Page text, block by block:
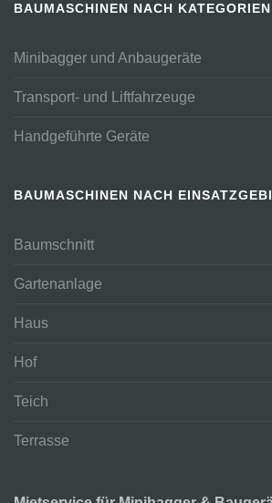
BAUMASCHINEN NACH KATEGORIEN
Minibagger und Anbaugeräte
Transport- und Liftfahrzeuge
Handgeführte Geräte
BAUMASCHINEN NACH
Baumschnitt
Gartenanlage
Haus
Hof
Teich
Terrasse